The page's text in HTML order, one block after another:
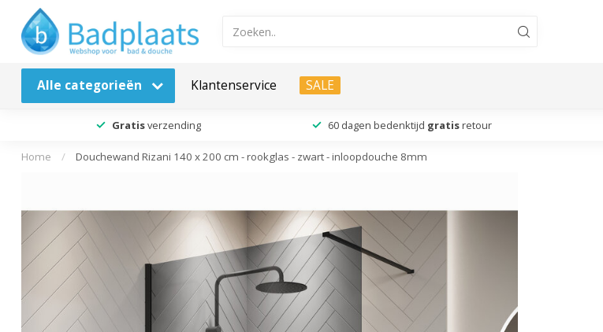
Alle categorieën Klantenservice SALE
Gratisverzending 60 dagen bedenktijd gratis retour
Home / Douchewand Rizani 140 x 200 cm - rookglas - zwart - inloopdouche 8mm